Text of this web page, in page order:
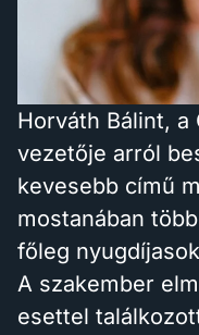
Horváth Bálint, a
vezetője arról
kevesebb című
mostanában
főleg
A szakember
esettel